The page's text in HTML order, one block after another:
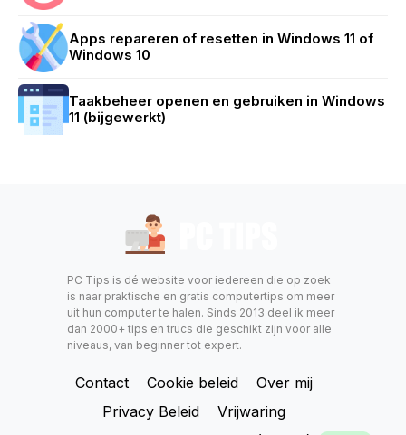
Apps repareren of resetten in Windows 11 of
Windows 10
Taakbeheer openen en gebruiken in Windows
11 (bijgewerkt)
PC Tips is dé website voor iedereen die op zoek
is naar praktische en gratis computertips om meer
uit hun computer te halen. Sinds 2013 deel ik meer
dan 2000+ tips en trucs die geschikt zijn voor alle
niveaus, van beginner tot expert.
Contact Cookie beleid
Over mij
Privacy Beleid
Vrijwaring